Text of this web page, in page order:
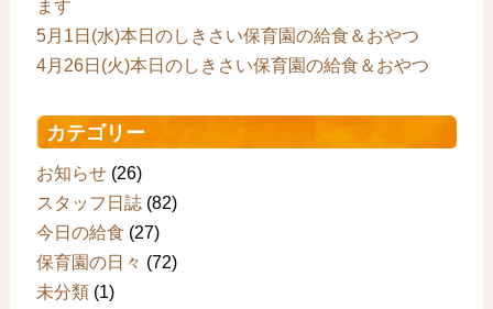
ます
5月1日(水)本日のしきさい保育園の給食＆おやつ
4月26日(火)本日のしきさい保育園の給食＆おやつ
カテゴリー
お知らせ(26)
スタッフ日誌(82)
今日の給食 (27)
保育園の日々 (72)
未分類(1)